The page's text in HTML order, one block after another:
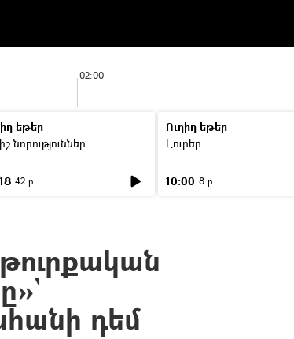
02:00
եթեր
նորություններ
42 ր
Ուղիղ եթեր
Լուրեր
10:00 8 ր
դեմ